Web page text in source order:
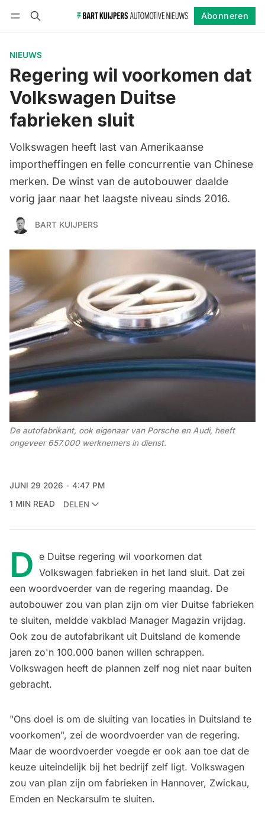
Abonneren
NIEUWS
Regering wil voorkomen dat
Volkswagen Duitse
fabrieken sluit
Volkswagen heeft last van Amerikaanse
importheffingen en felle concurrentie van Chinese
merken. De winst van de autobouwer daalde
vorig jaar naar het laagste niveau sinds 2016.
BART KUIJPERS
De autofabrikant, ook eigenaar van Porsche en Audi, heeft
ongeveer 657.000 werknemers in dienst.
JUNI 29 2026
4:47 PM
1 MIN READ
DELEN
D e Duitse regering wil voorkomen dat
Volkswagen fabrieken in het land sluit. Dat zei
een woordvoerder van de regering maandag. De
autobouwer zou van plan zijn om vier Duitse fabrieken
te sluiten, meldde vakblad Manager Magazin vrijdag.
Ook zou de autofabrikant uit Duitsland de komende
jaren zo'n 100.000 banen willen schrappen.
Volkswagen heeft de plannen zelf nog niet naar buiten
gebracht.
"Ons doel is om de sluiting van locaties in Duitsland te
voorkomen", zei de woordvoerder van de regering.
Maar de woordvoerder voegde er ook aan toe dat de
keuze uiteindelijk bij het bedrijf zelf ligt. Volkswagen
zou van plan zijn om fabrieken in Hannover, Zwickau,
Emden en Neckarsulm te sluiten.